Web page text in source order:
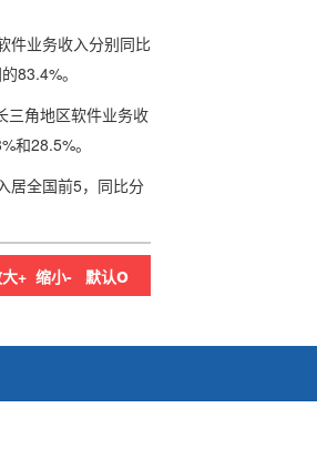
件业务收入分别同比
83.4%。
三角地区软件业务收
和28.5%。
居全国前5，同比分
+ 缩小- 默认o